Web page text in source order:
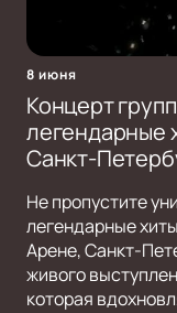
8 июня
Концерт
легендарные
Санкт-
Не пропустите
легендарные
Арене, Санкт-
живого
которая